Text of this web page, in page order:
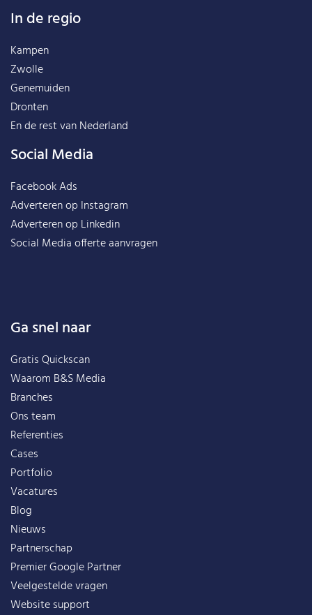
In de regio
Kampen
Zwolle
Genemuiden
Dronten
En de rest vanNederland
Social Media
Facebook Ads
Adverteren op Instagram
Adverteren op Linkedin
Social Media offerte aanvragen
Ga snel naar
Gratis Quickscan
Waarom B&S Media
Branches
Ons team
Referenties
Cases
Portfolio
Vacatures
Blog
Nieuws
Partnerschap
Premier Google Partner
Veelgestelde vragen
Website support